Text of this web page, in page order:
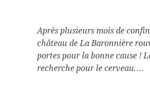
Après plusieurs mois de
château de La Baronnière
portes pour la bonne cause !
recherche pour le cerveau....